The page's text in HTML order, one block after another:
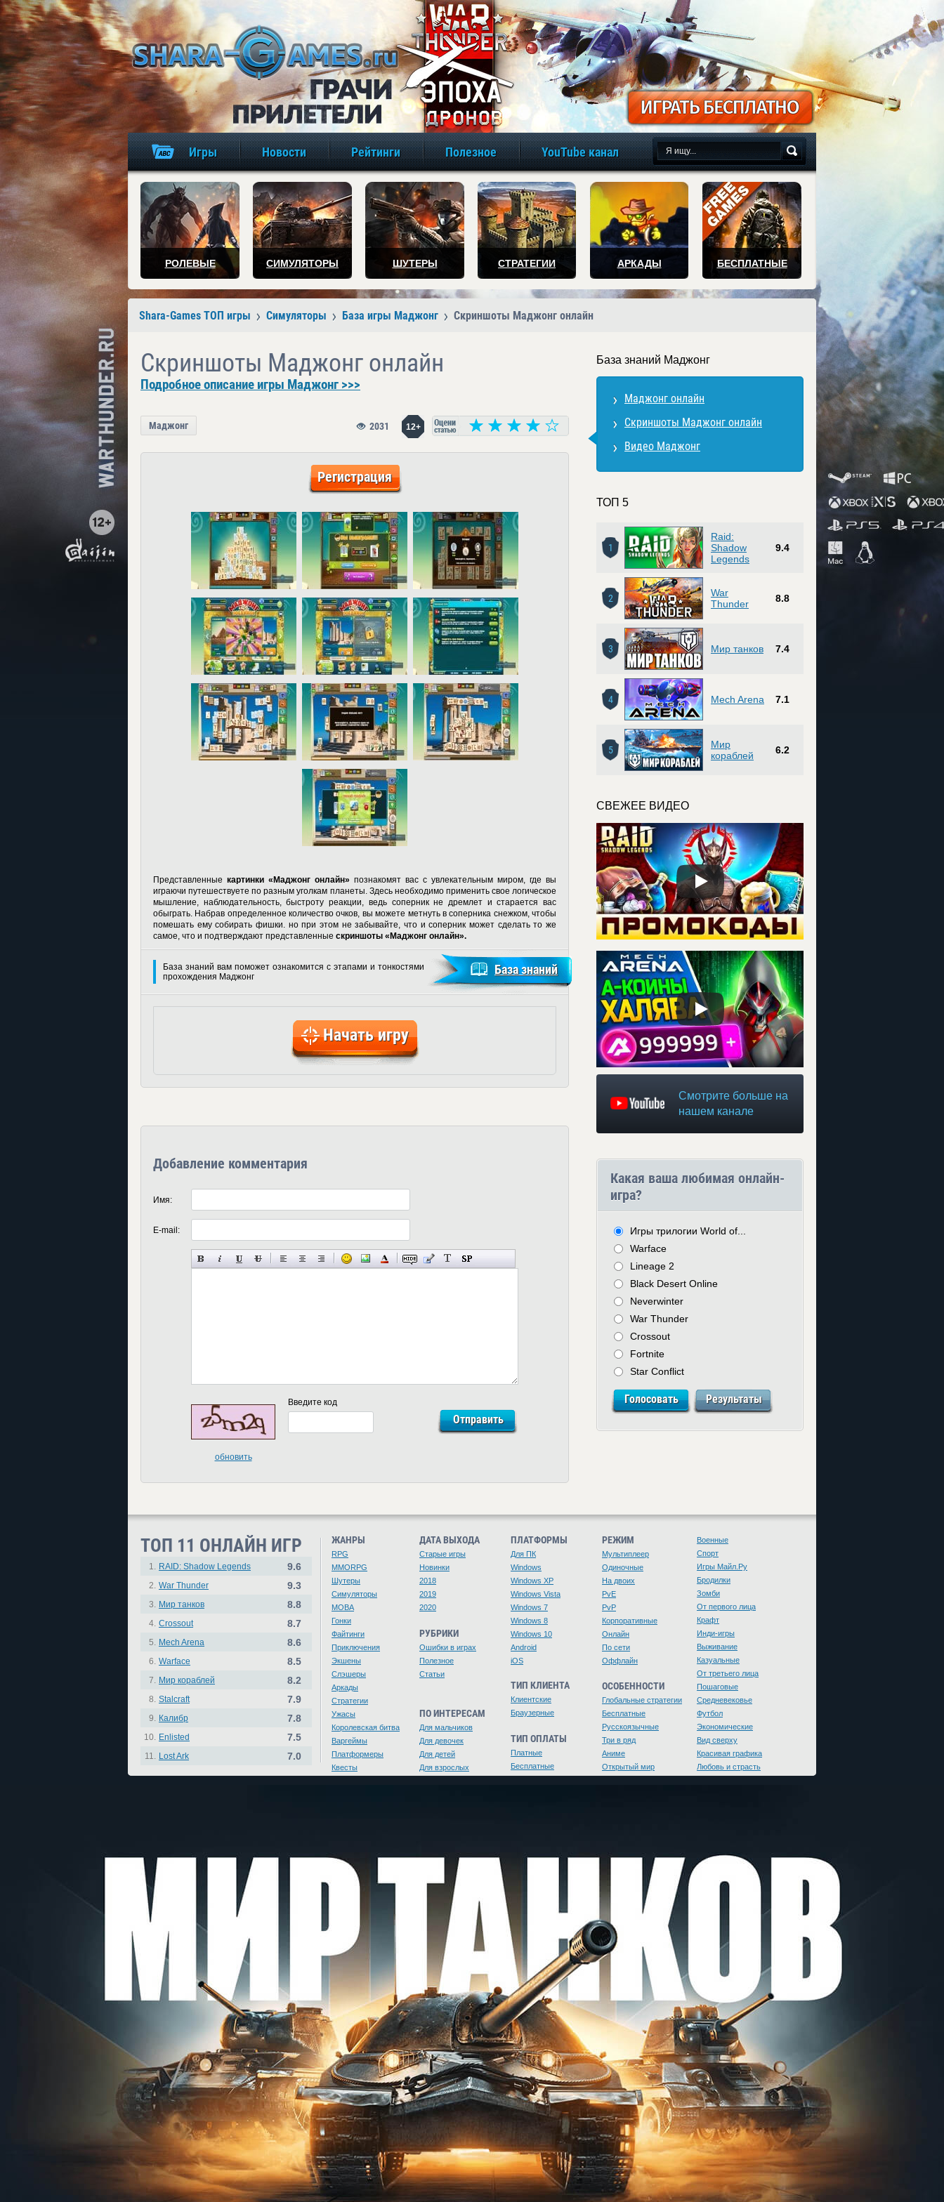
игры онлайн бесплатно
Игры Новости Рейтинги Полезное YouTube канал
РОЛЕВЫЕ СИМУЛЯТОРЫ ШУТЕРЫ СТРАТЕГИИ АРКАДЫ БЕСПЛАТНЫЕ
Shara-Games ТОП игры Симуляторы База игры Маджонг Скриншоты Маджонг онлайн
Скриншоты Маджонг онлайн
Подробное описание игры Маджонг >>>
Маджонг 12+
2031
Регистрация
Представленные картинки «Маджонг онлайн» познакомят вас с увлекательным миром, где вы
играючи путешествуете по разным уголкам планеты. Здесь необходимо применить свое логическое
мышление, наблюдательность, быстроту реакции, ведь соперник не дремлет и старается вас
обыграть. Набрав определенное количество очков, вы можете метнуть в соперника снежком, чтобы
помешать ему собирать фишки. но при этом не забывайте, что и соперник может сделать то же
самое, что и подтверждают представленные скриншоты «Маджонг онлайн».
База знаний вам поможет ознакомится с этапами и тонкостями
прохождения Маджонг
База знаний
Начать игру
Добавление комментария
Имя:
E-mail:
обновить
Введите код
База знаний Маджонг
Маджонг онлайн
Скриншоты Маджонг онлайн
Видео Маджонг
ТОП 5
1
Raid:
Shadow
Legends
9.4
2
War
Thunder
8.8
3 Мир танков 7.4
4 Mech Arena 7.1
5
Мир
кораблей
6.2
СВЕЖЕЕ ВИДЕО
Смотрите больше на
нашем канале
Какая ваша любимая онлайн-
игра?
Игры трилогии World of...
Warface
Lineage 2
Black Desert Online
Neverwinter
War Thunder
Crossout
Fortnite
Star Conflict
ТОП 11 ОНЛАЙН ИГР
1. RAID: Shadow Legends 9.6
2. War Thunder 9.3
3. Мир танков 8.8
4. Crossout 8.7
5. Mech Arena 8.6
6. Warface 8.5
7. Мир кораблей 8.2
8. Stalcraft 7.9
9. Калибр 7.8
10. Enlisted 7.5
11. Lost Ark 7.0
ЖАНРЫ
RPG
MMORPG
Шутеры
Симуляторы
MOBA
Гонки
Файтинги
Приключения
Экшены
Слэшеры
Аркады
Стратегии
Ужасы
Королевская битва
Варгеймы
Платформеры
Квесты
ДАТА ВЫХОДА
Старые игры
Новинки
2018
2019
2020
РУБРИКИ
Ошибки в играх
Полезное
Статьи
ПО ИНТЕРЕСАМ
Для мальчиков
Для девочек
Для детей
Для взрослых
ПЛАТФОРМЫ
Для ПК
Windows
Windows XP
Windows Vista
Windows 7
Windows 8
Windows 10
Android
iOS
ТИП КЛИЕНТА
Клиентские
Браузерные
ТИП ОПЛАТЫ
Платные
Бесплатные
РЕЖИМ
Мультиплеер
Одиночные
На двоих
PvE
PvP
Корпоративные
Онлайн
По сети
Оффлайн
ОСОБЕННОСТИ
Глобальные стратегии
Бесплатные
Русскоязычные
Три в ряд
Аниме
Открытый мир
Военные
Спорт
Игры Майл.Ру
Бродилки
Зомби
От первого лица
Крафт
Инди-игры
Выживание
Казуальные
От третьего лица
Пошаговые
Средневековье
Футбол
Экономические
Вид сверху
Красивая графика
Любовь и страсть